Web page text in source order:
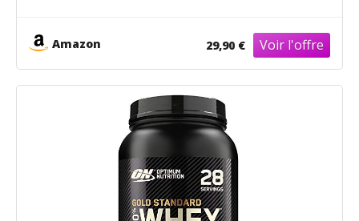
électrolytes, saveur pêche & passion, 28
doses, 266 g
Amazon 29,90 €